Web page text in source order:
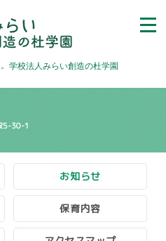
学校法人みらい創造の杜学園
5-30-1
お知らせ
保育内容